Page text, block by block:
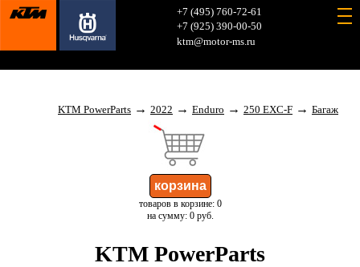
+7 (495) 760-72-61
+7 (925) 390-00-50
ktm@motor-ms.ru
KTM PowerParts → 2022 → Enduro → 250 EXC-F → Багаж
товаров в корзине: 0
на сумму: 0 руб.
KTM PowerParts